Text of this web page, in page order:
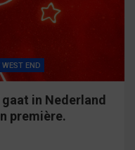
END
gaat in Nederland
première.